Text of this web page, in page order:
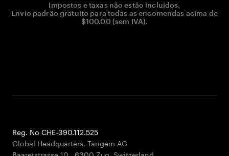
Impostos e taxas não estão incluídos.
Envio padrão gratuito para todas as encomendas acima de
$100.00 (sem IVA).
Reg. No CHE-390.112.525
Global Headquarters, Tangem AG